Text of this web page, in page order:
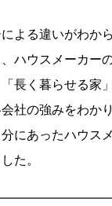
よる違いがわか
ハウスメーカー
「長く暮らせる家
社の強みをわか
にあったハウス
た。